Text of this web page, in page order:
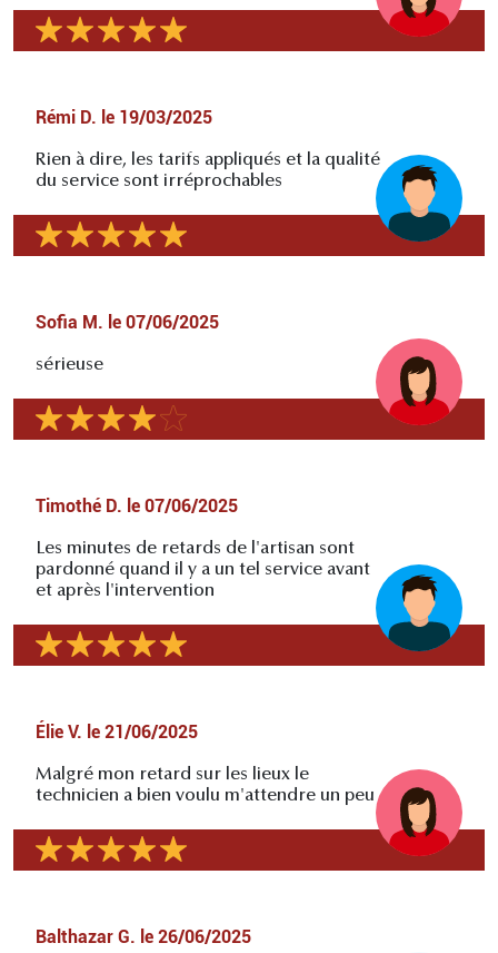
Rémi D. le 19/03/2025
Rien à dire, les tarifs appliqués et la qualité
du service sont irréprochables
Sofia M. le 07/06/2025
sérieuse
Timothé D. le 07/06/2025
Les minutes de retards de l'artisan sont
pardonné quand il y a un tel service avant
et après l'intervention
Élie V. le 21/06/2025
Malgré mon retard sur les lieux le
technicien a bien voulu m'attendre un peu
Balthazar G. le 26/06/2025